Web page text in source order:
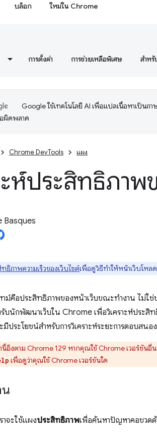
บล็อก ใหม่ใน Chrome
การตั้งค่า การช่วยเหลือพิเศษ สำห
Google ใช้เทคโนโลยี AI เพื่อแปลเนื้อหาเป็นภ
ผิดพลาด
Chrome DevTools แผง
ะห์ประสิทธิภาพ
Basques
ธิภาพความเร็วของเว็บไซต์เพื่อดูวิธีทําให้หน้าเว็บโหล
ม์คือประสิทธิภาพของหน้าเว็บขณะทํางาน ไม่
รับนักพัฒนาเว็บใน Chrome เพื่อวิเคราะห์ประ
ระโยชน์สําหรับการวิเคราะห์ระยะการตอบสนอ
อิงตาม Chrome 129 หากคุณใช้ Chrome เวอร์ชันอื่
เพื่อดูว่าคุณใช้ Chrome เวอร์ชันใด
น
จะใช้แผงประสิทธิภาพเพื่อค้นหาปัญหาคอขวด